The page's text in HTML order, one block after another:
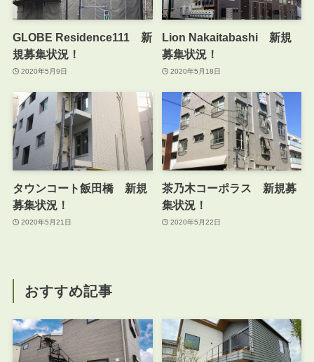
GLOBE Residence111 新
規募集状況！
2020年5月9日
Lion Nakaitabashi 新規
募集状況！
2020年5月18日
タウンコート飯田橋 新規
募集状況！
2020年5月21日
茶乃木コーポラス 新規募
集状況！
2020年5月22日
おすすめ記事